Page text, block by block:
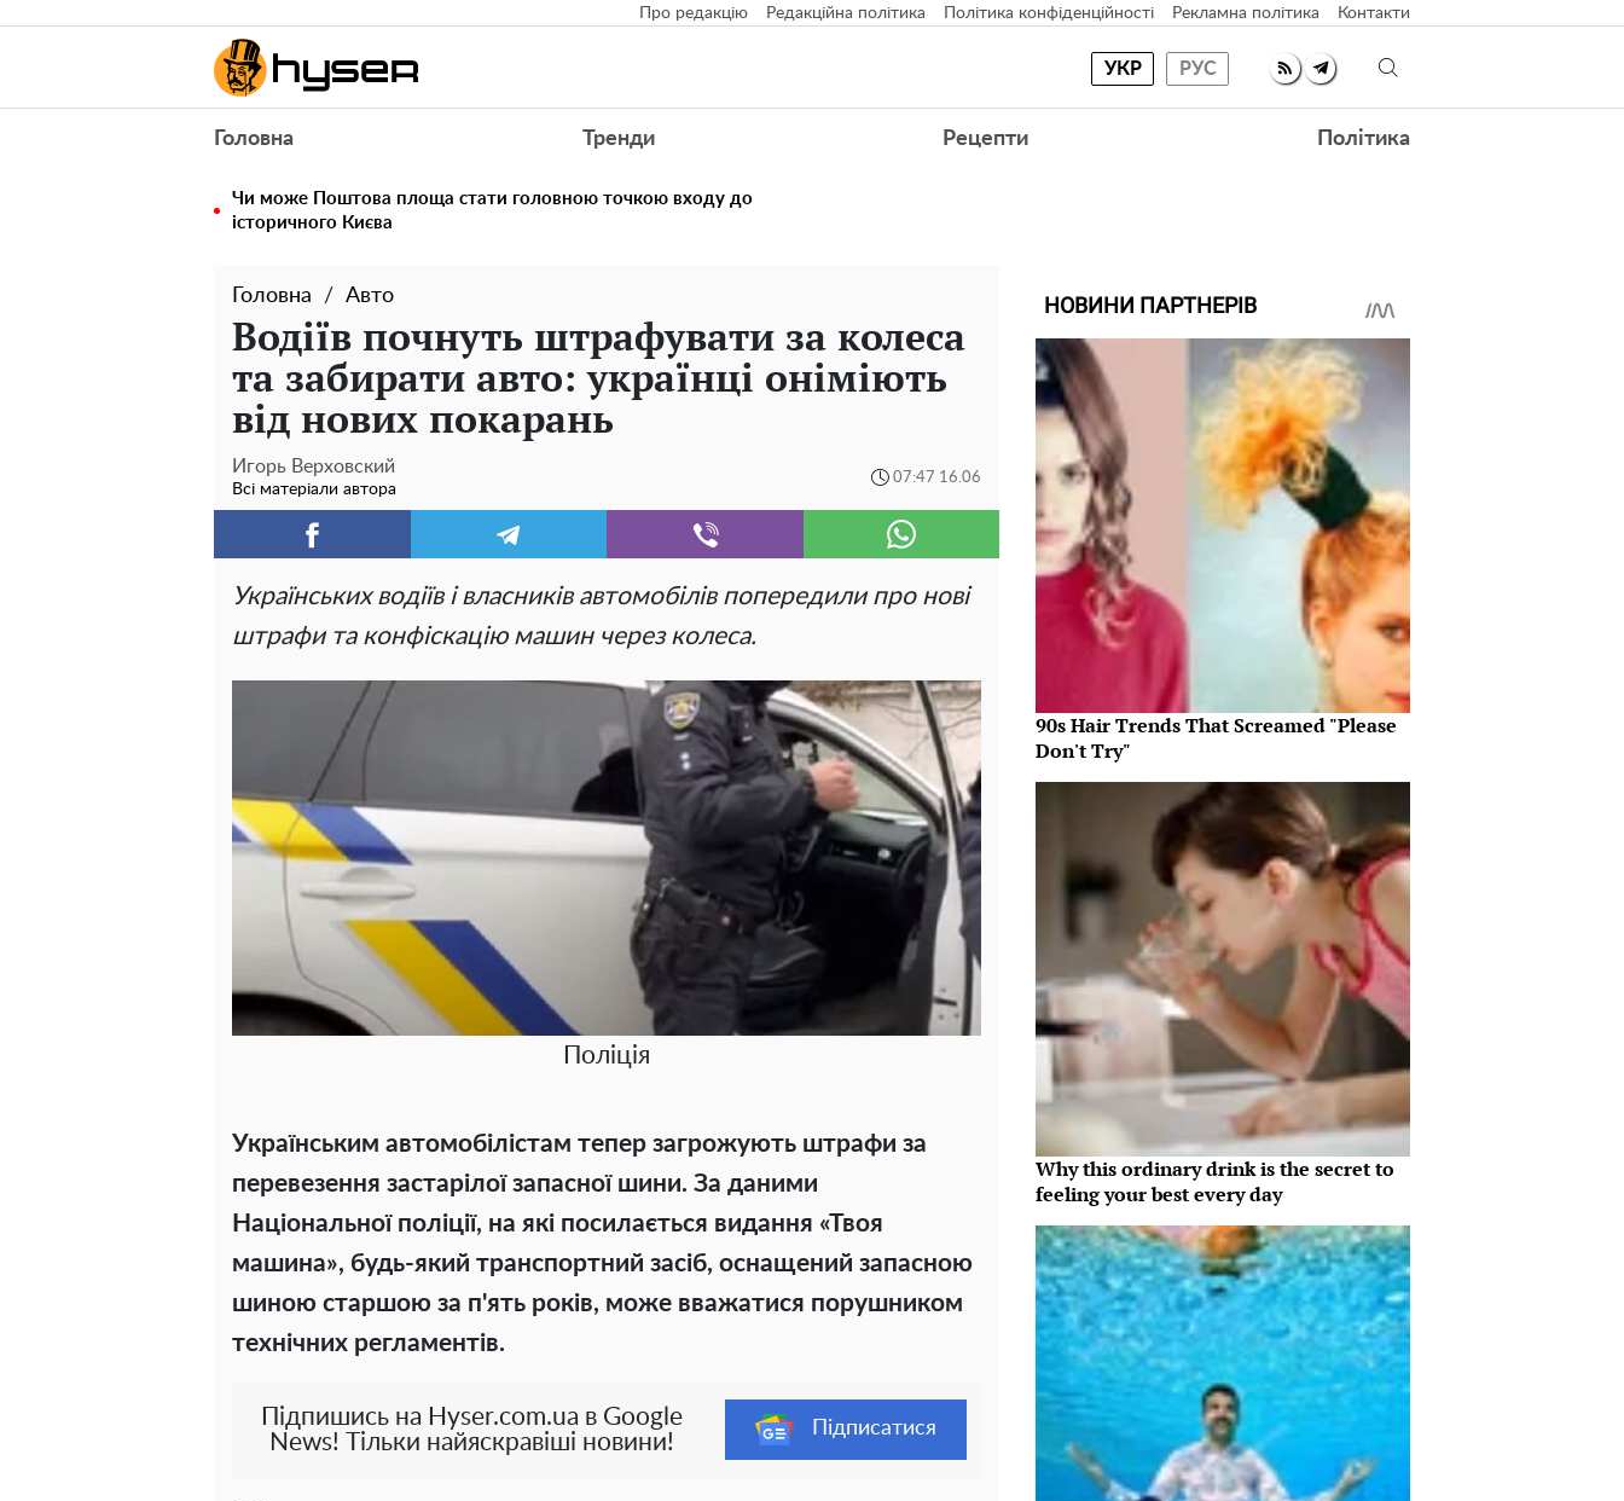
Про редакцію Редакційна політика Політика конфіденційності Рекламна політика Контакти
УКР РУС
Головна Тренди Рецепти Політика
Чи може Поштова площа стати головною точкою входу до
історичного Києва
Головна Авто
Водіїв почнуть штрафувати за колеса
та забирати авто: українці оніміють
від нових покарань
Игорь Верховский
Всі матеріали автора
07:47 16.06
Українських водіїв і власників автомобілів попередили про нові
штрафи та конфіскацію машин через колеса.
Поліція
Українським автомобілістам тепер загрожують штрафи за
перевезення застарілої запасної шини. За даними
Національної поліції, на які посилається видання «Твоя
машина», будь-який транспортний засіб, оснащений запасною
шиною старшою за п'ять років, може вважатися порушником
технічних регламентів.
Підпишись на Hyser.com.ua в Google
News! Тільки найяскравіші новини!
Підписатися
НОВИНИ ПАРТНЕРІВ
90s Hair Trends That Screamed "Please
Don't Try"
Why this ordinary drink is the secret to
feeling your best every day